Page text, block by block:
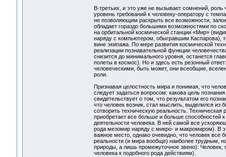
В-третьих, и это уже не вызывает сомнений, роль
уровень требований к человеку-оператору с
не позволяющим раскрыть все возможности,
обладает гораздо большими возможностями по
на орбитальной космической станции «Мир»
наряду с компьютером, обыгравшим Каспарова),
вине экипажа. По мере развития космической
реализации познавательной функции
снизится до минимального уровня, останется
полеты в космос). Но и здесь есть резонный
человеческими, быть может, они всеобщие,
роли.
Признавая целостность мира и понимая, что
следует задаться вопросом: какова цель
свидетельствует о том, что результатом его
что человек возник, стал мыслить, выделился из
сотворить техническую реальность.
приобретает все больше и больше способностей
деятельности человека. В ней самой все
рода мезомир наряду с микро- и макромиром). В
важное место, однако очевидно, что человек
реальности (и мира вообще) наиболее трудным,
природы, а лишь промежуточное звено). Человек,
человека к подобного рода действиям).